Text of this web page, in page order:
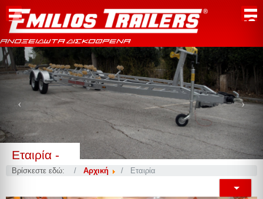
ΑΝΟΞΕΙΔΩΤΑ ΔΙΣΚΟΦΡΕΝΑ
Previous
Βρίσκεστε εδώ: Αρχική Εταιρία
Εταιρία -